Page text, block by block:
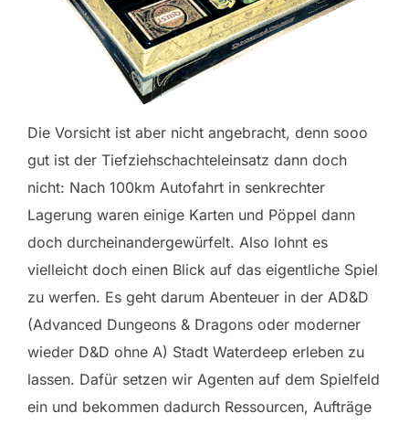
Die Vorsicht ist aber nicht angebracht, denn sooo
gut ist der Tiefziehschachteleinsatz dann doch
nicht: Nach 100km Autofahrt in senkrechter
Lagerung waren einige Karten und Pöppel dann
doch durcheinandergewürfelt. Also lohnt es
vielleicht doch einen Blick auf das eigentliche Spiel
zu werfen. Es geht darum Abenteuer in der AD&D
(Advanced Dungeons & Dragons oder moderner
wieder D&D ohne A) Stadt Waterdeep erleben zu
lassen. Dafür setzen wir Agenten auf dem Spielfeld
ein und bekommen dadurch Ressourcen, Aufträge